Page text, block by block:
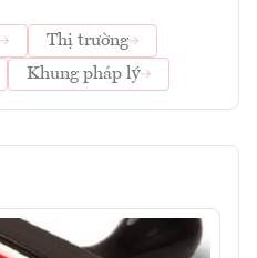
Thị trường
Khung pháp lý